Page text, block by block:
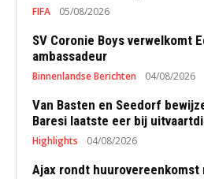
FIFA 05/08/2026
SV Coronie Boys verwelkomt
ambassadeur
Binnenlandse Berichten 04/08/2026
Van Basten en Seedorf
Baresi laatste eer bij
Highlights 04/08/2026
Ajax rondt huurovereenkomst